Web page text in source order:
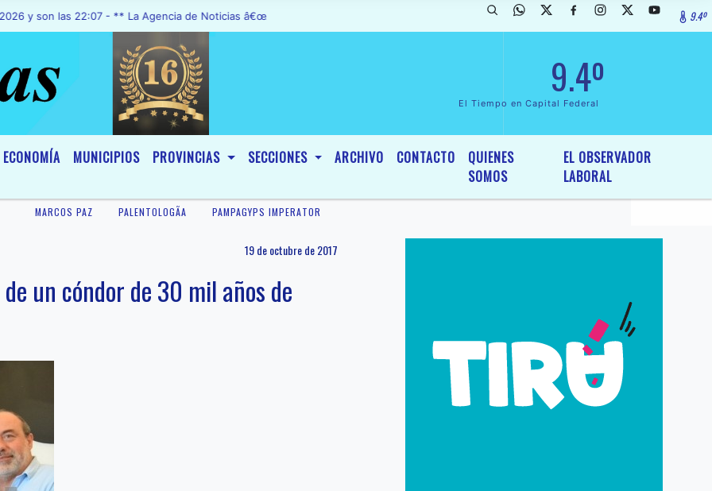
las 22:07 - ** La Agencia de Noticias â€œA1 Noticiasâ€, fue declarada de InterÃ©s General y Legislativo, por Ordenanza NÂº 6236/19 del9.4º
9.4º
El Tiempo en Capital Federal
ECONOMÍA MUNICIPIOS PROVINCIAS SECCIONES ARCHIVO CONTACTO
QUIENES
SOMOS
EL OBSERVADOR
LABORAL
MARCOS PAZ PALENTOLOGÃ­A PAMPAGYPS IMPERATOR
19 de octubre de 2017
un cóndor de 30 mil años de